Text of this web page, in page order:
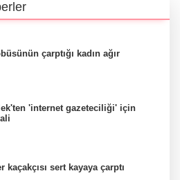
çarptığı kadın ağır
'internet gazeteciliği' için
kaçakçısı sert kayaya çarptı